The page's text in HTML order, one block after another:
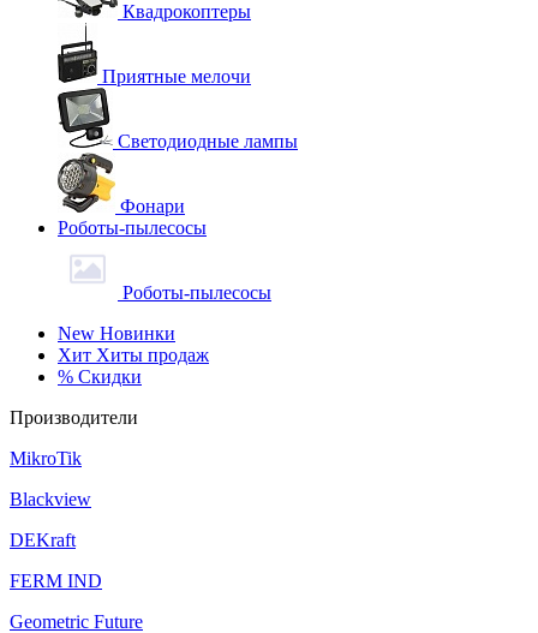
Квадрокоптеры
Приятные мелочи
Светодиодные лампы
Фонари
Роботы-пылесосы
Роботы-пылесосы
New Новинки
Хит Хиты продаж
% Скидки
Производители
MikroTik
Blackview
DEKraft
FERM IND
Geometric Future